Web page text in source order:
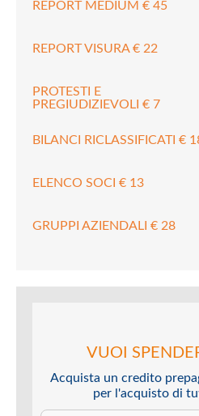
REPORT MEDIUM € 45
REPORT VISURA € 22
PROTESTI E
PREGIUDIZIEVOLI € 7
BILANCI RICLASSIFICATI €
ELENCO SOCI € 13
GRUPPI AZIENDALI € 28
VUOI
Acquista un credito
per l'acquisto di